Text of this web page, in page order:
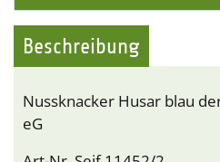
Beschreibung
Nussknacker Husar blau
eG